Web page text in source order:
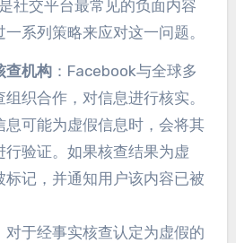
社交平台最常见的负面内容
一系列策略来应对这一问题。
查机构： Facebook与全球多
组织合作， 对信息进行核实。
息可能为虚假信息时， 会将其
行验证。 如果核查结果为虚
标记， 并通知用户该内容已被
对于经事实核查认定为虚假的